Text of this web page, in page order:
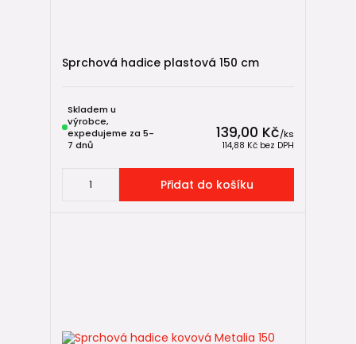
Sprchová hadice plastová 150 cm
139,00 Kč/ks
114,88 Kč bez DPH
Skladem u
výrobce,
expedujeme za 5-
7 dnů
Přidat do košíku